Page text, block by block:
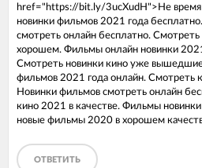
href="https://bit.ly/3ucXudH">Не
новинки фильмов 2021 года
смотреть онлайн бесплатно.
хорошем. Фильмы онлайн новинки
Смотреть новинки кино уже
фильмов 2021 года онлайн. Смотреть
Новинки фильмов смотреть онлайн
кино 2021 в качестве. Фильмы
новые фильмы 2020 в хорошем
ОТВЕТИТЬ